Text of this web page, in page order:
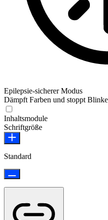
Epilepsie-sicherer Modus
Dämpft Farben und stoppt
Inhaltsmodule
Schriftgröße
Standard